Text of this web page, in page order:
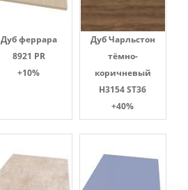
Дуб феррара
8921 PR
+10%
Дуб Чарльстон
тёмно-
коричневый
H3154 ST36
+40%